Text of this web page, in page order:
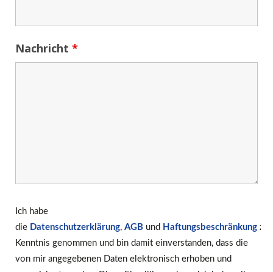
Nachricht *
Ich habe
die Datenschutzerklärung, AGB und Haftungsbeschränkung zur
Kenntnis genommen und bin damit einverstanden, dass die
von mir angegebenen Daten elektronisch erhoben und